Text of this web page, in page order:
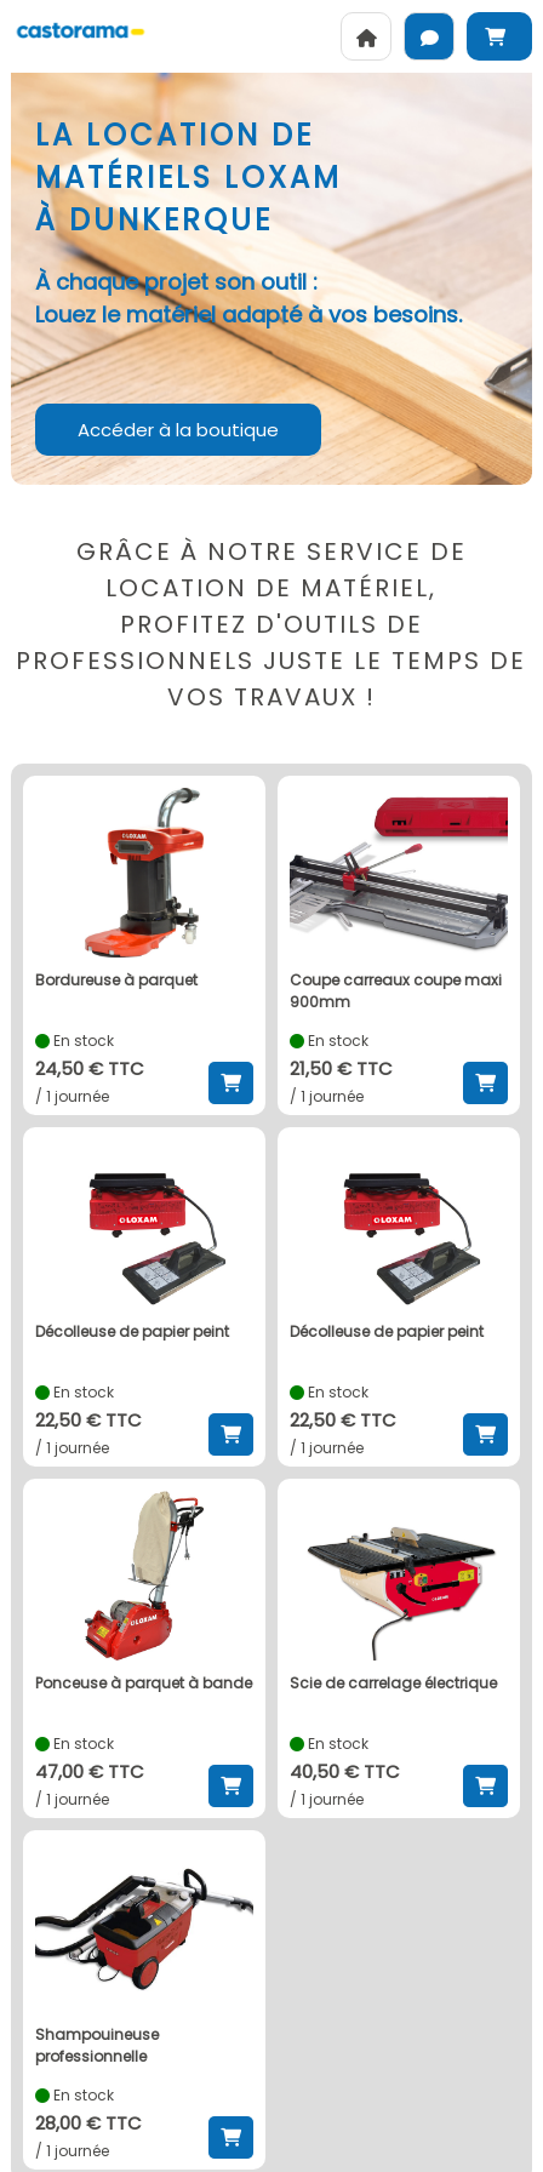
LA LOCATION DE
MATÉRIELS LOXAM
À DUNKERQUE
À chaque projet son outil :
Louez le matériel adapté à vos besoins.
Accéder à la boutique
GRÂCE À NOTRE SERVICE DE
LOCATION DE MATÉRIEL,
PROFITEZ D'OUTILS DE
PROFESSIONNELS JUSTE LE TEMPS DE
VOS TRAVAUX !
bordureuse à parquet
En stock
24,50 € TTC
/ 1 journée
coupe carreaux coupe maxi
900mm
En stock
21,50 € TTC
/ 1 journée
décolleuse de papier peint
En stock
22,50 € TTC
/ 1 journée
décolleuse de papier peint
En stock
22,50 € TTC
/ 1 journée
ponceuse à parquet à bande
En stock
47,00 € TTC
/ 1 journée
scie de carrelage électrique
En stock
40,50 € TTC
/ 1 journée
shampouineuse
professionnelle
En stock
28,00 € TTC
/ 1 journée